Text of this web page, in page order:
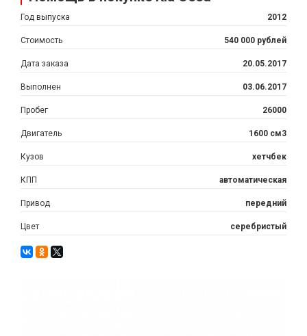
Год выпуска 2012
Стоимость 540 000 рублей
Дата заказа 20.05.2017
Выполнен 03.06.2017
Пробег 26000
Двигатель 1600 см3
Кузов хетчбек
КПП автоматическая
Привод передний
Цвет серебристый